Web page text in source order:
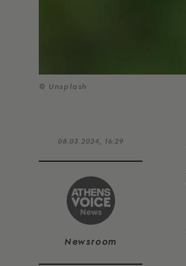
© Unsplash
08.03.2024, 16:29
Newsroom